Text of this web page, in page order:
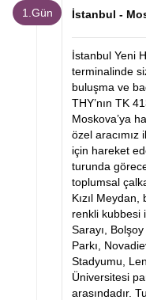
1.Gün İstanbul -
İstanbul Yeni
terminalinde
buluşma ve
THY’nın TK
Moskova’ya
özel aracımız
için hareket
turunda
toplumsal
Kızıl
renkli kubbesi
Sarayı,
Parkı,
Stadyumu,
Üniversitesi
arasındadır.